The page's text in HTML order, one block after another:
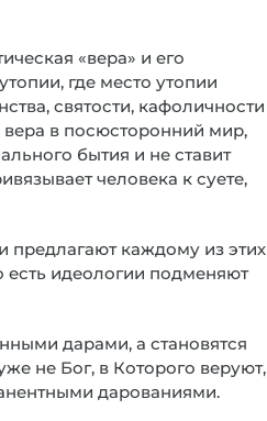
«вера» и его
где место утопии
святости, кафоличности
вера в посюсторонний мир,
бытия и не ставит
человека к суете,
предлагают каждому из этих
идеологии подменяют
дарами, а становятся
не Бог, в Которого веруют,
дарованиями.